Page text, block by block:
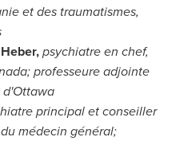
et des traumatismes,
,psychiatre en chef,
professeure adjointe
d'Ottawa
principal et conseiller
médecin général;